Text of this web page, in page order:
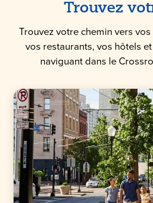
Trouvez
Trouvez votre chemin vers
vos restaurants, vos hôtels
naviguant dans le